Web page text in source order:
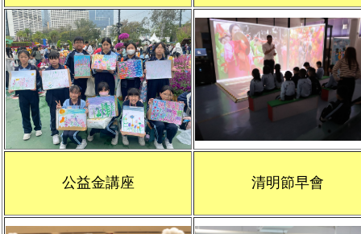
公益金講座 清明節早會